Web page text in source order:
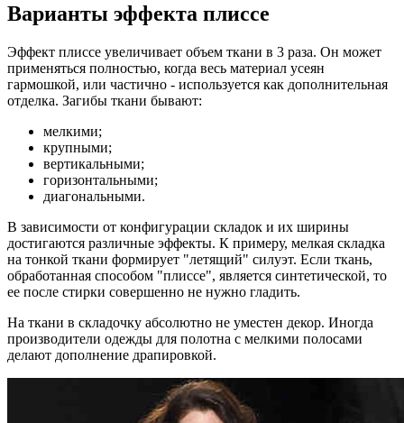
Варианты эффекта плиссе
Эффект плиссе увеличивает объем ткани в 3 раза. Он может
применяться полностью, когда весь материал усеян
гармошкой, или частично - используется как дополнительная
отделка. Загибы ткани бывают:
мелкими;
крупными;
вертикальными;
горизонтальными;
диагональными.
В зависимости от конфигурации складок и их ширины
достигаются различные эффекты. К примеру, мелкая складка
на тонкой ткани формирует "летящий" силуэт. Если ткань,
обработанная способом "плиссе", является синтетической, то
ее после стирки совершенно не нужно гладить.
На ткани в складочку абсолютно не уместен декор. Иногда
производители одежды для полотна с мелкими полосами
делают дополнение драпировкой.